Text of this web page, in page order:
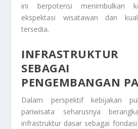
ini berpotensi menimbulkan
ekspektasi wisatawan dan
tersedia.
SEBAGAI
PENGEMBANGAN
Dalam perspektif kebijakan
pariwisata seharusnya
infrastruktur dasar sebagai